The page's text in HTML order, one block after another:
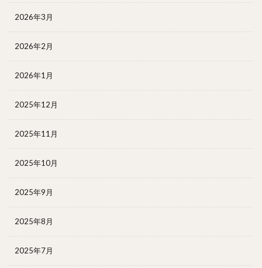
2026年3月
2026年2月
2026年1月
2025年12月
2025年11月
2025年10月
2025年9月
2025年8月
2025年7月